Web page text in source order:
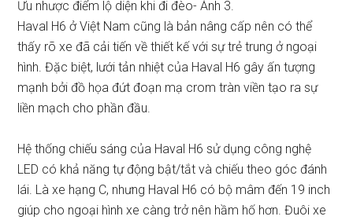
Haval H6 ở Việt Nam cũng là bản nâng cấp nên có thể
thấy rõ xe đã cải tiến về thiết kế với sự trẻ trung ở ngoại
hình. Đặc biệt, lưới tản nhiệt của Haval H6 gây ấn tượng
mạnh bởi đồ họa đứt đoạn mạ crom tràn viền tạo ra sự
liền mạch cho phần đầu.
Hệ thống chiếu sáng của Haval H6 sử dụng công nghệ
LED có khả năng tự động bật/tắt và chiếu theo góc đánh
lái. Là xe hạng C, nhưng Haval H6 có bộ mâm đến 19 inch
giúp cho ngoại hình xe càng trở nên hầm hố hơn. Đuôi xe